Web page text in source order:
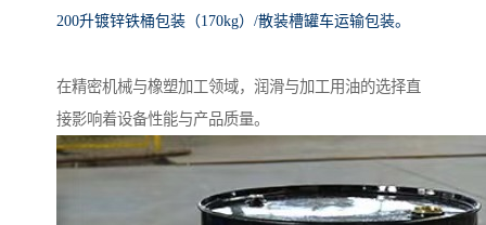
200升镀锌铁桶包装（170kg）/散装槽罐车运输包装。
在精密机械与橡塑加工领域，润滑与加工用油的选择直
接影响着设备性能与产品质量。